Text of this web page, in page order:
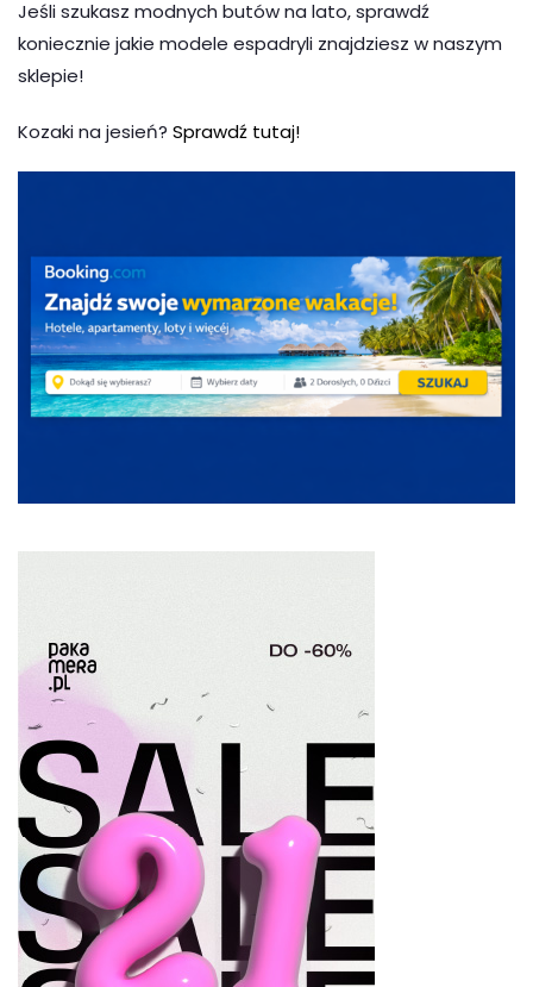
Jeśli szukasz modnych butów na lato, sprawdź
koniecznie jakie modele espadryli znajdziesz w naszym
sklepie!
Kozaki na jesień? Sprawdź tutaj!